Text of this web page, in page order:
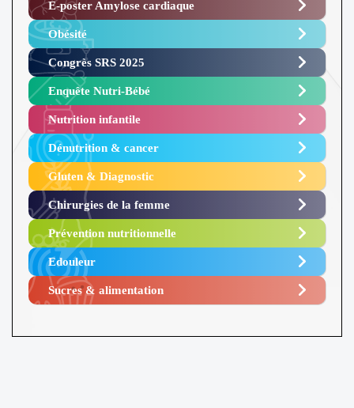
E-poster Amylose cardiaque ​
Obésité ​
Congrès SRS 2025 ​
Enquête Nutri-Bébé ​
Nutrition infantile
Dénutrition & cancer
Gluten & Diagnostic
Chirurgies de la femme
Prévention nutritionnelle
Edouleur​
Sucres & alimentation​